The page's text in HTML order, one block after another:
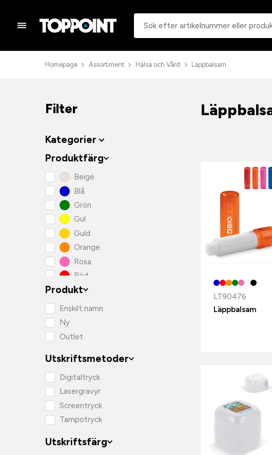
Homepage Assortiment Hälsa och Vård Läppbalsam
LT90476
Läppbalsam
Filter
Kategorier
Produktfärg
Beige
Blå
Grön
Gul
Guld
Orange
Rosa
Röd
Silver
Svart
Produkt
Enskilt namn
Ny
Outlet
Utskriftsmetoder
Digitaltryck
Lasergravyr
Screentryck
Tampotryck
Utskriftsfärg